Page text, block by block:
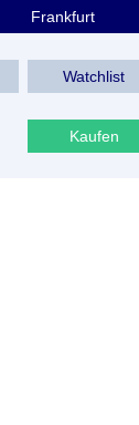
Frankfurt
Watchlist
Kaufen